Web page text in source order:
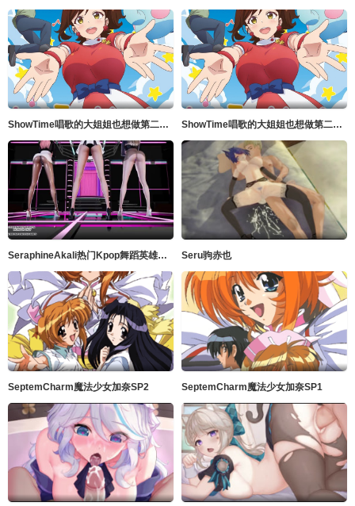
ShowTime唱歌的大姐姐也想做第二季_第05集 ShowTime唱歌的大姐姐也想做第二季_第03集
SeraphineAkali热门Kpop舞蹈英雄联盟 Seru驹赤也
SeptemCharm魔法少女加奈SP2 SeptemCharm魔法少女加奈SP1